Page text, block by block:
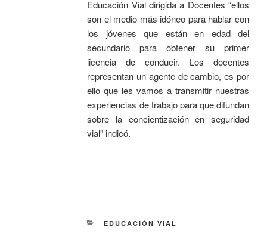
Educación Vial dirigida a Docentes “ellos
son el medio más idóneo para hablar con
los jóvenes que están en edad del
secundario para obtener su primer
licencia de conducir. Los docentes
representan un agente de cambio, es por
ello que les vamos a transmitir nuestras
experiencias de trabajo para que difundan
sobre la concientización en seguridad
vial” indicó.
EDUCACIÓN VIAL